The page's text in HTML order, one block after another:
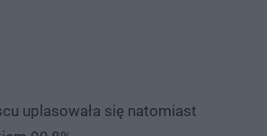
uplasowała się natomiast